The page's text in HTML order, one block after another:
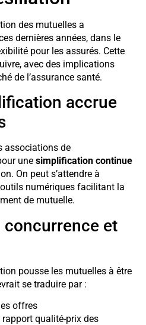
des mutuelles a
dernières années, dans le
pour les assurés. Cette
avec des implications
de l’assurance santé.
accrue
associations de
une simplification continue
On peut s’attendre à
outils numériques facilitant la
de mutuelle.
concurrence et
pousse les mutuelles à être
se traduire par :
offres
qualité-prix des